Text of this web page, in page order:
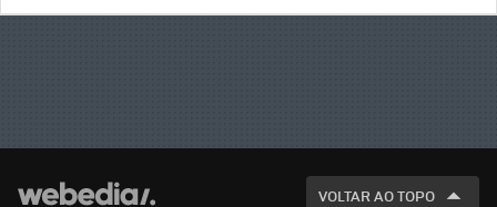
VOLTAR AO TOPO